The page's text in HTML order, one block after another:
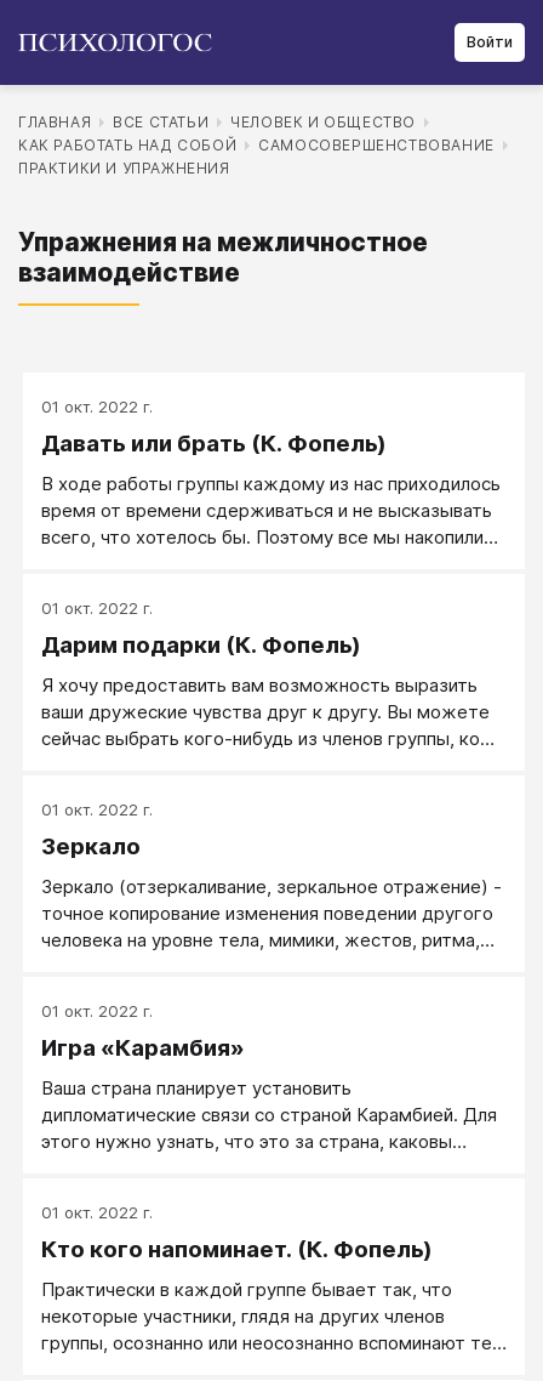
Войти
ГЛАВНАЯ ВСЕ СТАТЬИ
ЧЕЛОВЕК И ОБЩЕСТВО
КАК РАБОТАТЬ НАД СОБОЙ
САМОСОВЕРШЕНСТВОВАНИЕ
ПРАКТИКИ И УПРАЖНЕНИЯ
Упражнения на межличностное
взаимодействие
01 окт. 2022 г.
Давать или брать (К. Фопель)
В ходе работы группы каждому из нас приходилось
время от времени сдерживаться и не высказывать
всего, что хотелось бы. Поэтому все мы накопили
дать каждому из вас возможность пристально
рассмотреть все, что осталось невысказанным.
01 окт. 2022 г.
Дарим подарки (К. Фопель)
Я хочу предоставить вам возможность выразить
ваши дружеские чувства друг к другу. Вы можете
сейчас выбрать кого-нибудь из членов группы, кому
01 окт. 2022 г.
Зеркало
Зеркало (отзеркаливание, зеркальное отражение) -
точное копирование изменения поведении другого
человека на уровне тела, мимики, жестов, ритма,
01 окт. 2022 г.
Игра «Карамбия»
Ваша страна планирует установить
дипломатические связи со страной Карамбией. Для
этого нужно узнать, что это за страна, каковы
01 окт. 2022 г.
Кто кого напоминает. (К. Фопель)
Практически в каждой группе бывает так, что
некоторые участники, глядя на других членов
группы, осознанно или неосознанно вспоминают тех